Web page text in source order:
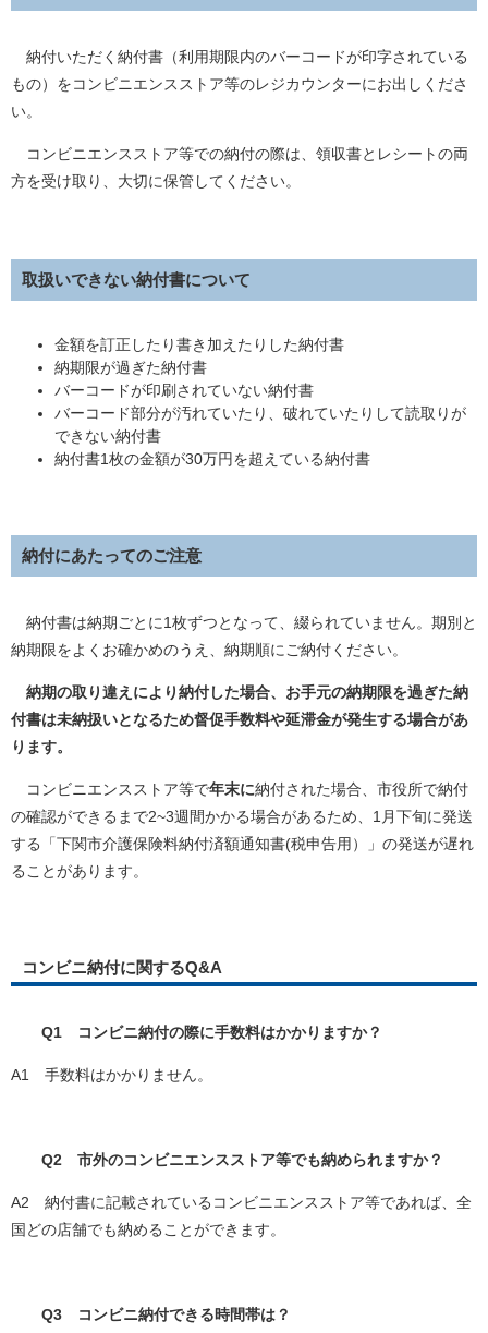
納付いただく納付書（利用期限内のバーコードが印字されている
もの）をコンビニエンスストア等のレジカウンターにお出しくださ
い。
コンビニエンスストア等での納付の際は、領収書とレシートの両
方を受け取り、大切に保管してください。
取扱いできない納付書について
金額を訂正したり書き加えたりした納付書
納期限が過ぎた納付書
バーコードが印刷されていない納付書
バーコード部分が汚れていたり、破れていたりして読取りが
できない納付書
納付書1枚の金額が30万円を超えている納付書
納付にあたってのご注意
納付書は納期ごとに1枚ずつとなって、綴られていません。期別と
納期限をよくお確かめのうえ、納期順にご納付ください。
納期の取り違えにより納付した場合、お手元の納期限を過ぎた納
付書は未納扱いとなるため督促手数料や延滞金が発生する場合があ
ります。
コンビニエンスストア等で年末に納付された場合、市役所で納付
の確認ができるまで2~3週間かかる場合があるため、1月下旬に発送
する「下関市介護保険料納付済額通知書(税申告用）」の発送が遅れ
ることがあります。
コンビニ納付に関するQ&A
Q1 コンビニ納付の際に手数料はかかりますか？
A1 手数料はかかりません。
Q2 市外のコンビニエンスストア等でも納められますか？
A2 納付書に記載されているコンビニエンスストア等であれば、全
国どの店舗でも納めることができます。
Q3 コンビニ納付できる時間帯は？